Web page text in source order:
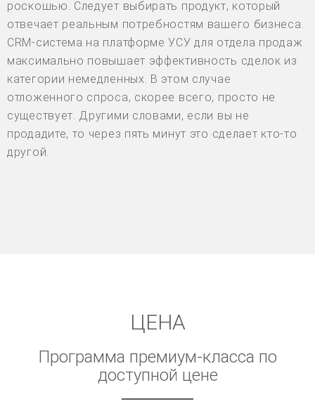
роскошью. Следует выбирать продукт, который
отвечает реальным потребностям вашего бизнеса.
CRM-система на платформе УСУ для отдела продаж
максимально повышает эффективность сделок из
категории немедленных. В этом случае
отложенного спроса, скорее всего, просто не
существует. Другими словами, если вы не
продадите, то через пять минут это сделает кто-то
другой.
ЦЕНА
Программа премиум-класса по
доступной цене